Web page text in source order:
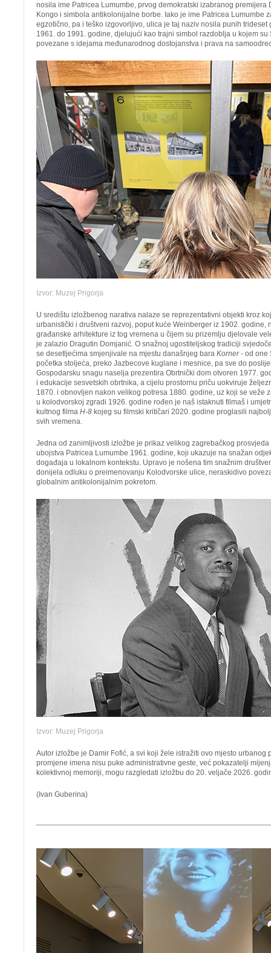
nosila ime Patricea Lumumbe, prvog demokratski izabranog premijera
Kongo i simbola antikolonijalne borbe. Iako je ime Patricea Lumumbe
egzotično, pa i teško izgovorljivo, ulica je taj naziv nosila punih trideset
1961. do 1991. godine, djelujući kao trajni simbol razdoblja u kojem su
povezane s idejama međunarodnog dostojanstva i prava na
Izvor: Muzej Prigorja
U središtu izložbenog narativa nalaze se reprezentativni objekti kroz
urbanistički i društveni razvoj, poput kuće Weinberger iz 1902. godine,
građanske arhitekture iz tog vremena u čijem su prizemlju djelovale
je zalazio Dragutin Domjanić. O snažnoj ugostiteljskog tradiciji
se desetljećima smjenjivale na mjestu današnjeg bara Korner- od one
početka stoljeća, preko Jazbecove kuglane i mesnice, pa sve do
Gospodarsku snagu naselja prezentira Obrtnički dom otvoren 1977.
i edukacije sesvetskih obrtnika, a cijelu prostornu priču uokviruje
1870. i obnovljen nakon velikog potresa 1880. godine, uz koji se veže
u kolodvorskoj zgradi 1926. godine rođen je naš istaknuti filmaš i
kultnog filma H-8 kojeg su filmski kritičari 2020. godine proglasili
svih vremena.
Jedna od zanimljivosti izložbe je prikaz velikog zagrebačkog
ubojstva Patricea Lumumbe 1961. godine, koji ukazuje na snažan
događaja u lokalnom kontekstu. Upravo je nošena tim snažnim
donijela odluku o preimenovanju Kolodvorske ulice, neraskidivo
globalnim antikolonijalnim pokretom.
Izvor: Muzej Prigorja
Autor izložbe je Damir Fofić, a svi koji žele istražiti ovo mjesto urbanog
promjene imena nisu puke administrativne geste, već pokazatelji
kolektivnoj memoriji, mogu razgledati izložbu do 20. veljače 2026.
(Ivan Guberina)